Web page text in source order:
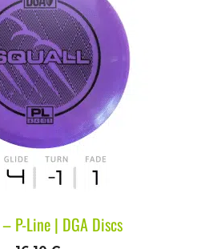
P-Line | DGA Discs